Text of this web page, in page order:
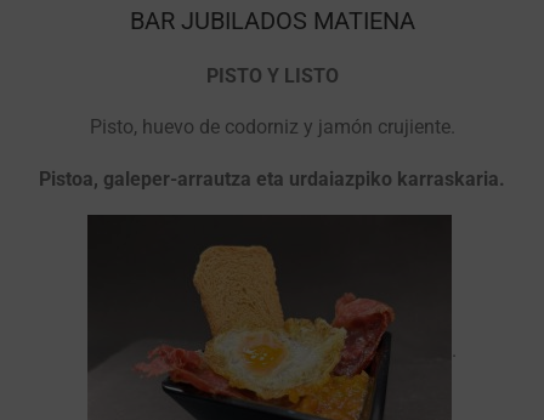
BAR JUBILADOS MATIENA
PISTO Y LISTO
Pisto, huevo de codorniz y jamón crujiente.
Pistoa, galeper-arrautza eta urdaiazpiko karraskaria.
.